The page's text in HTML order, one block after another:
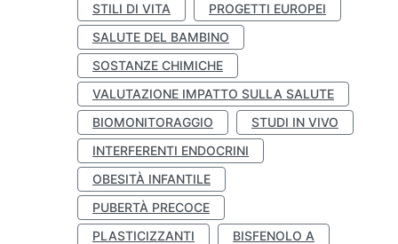
STILI DI VITA
PROGETTI EUROPEI
SALUTE DEL BAMBINO
SOSTANZE CHIMICHE
VALUTAZIONE IMPATTO SULLA SALUTE
BIOMONITORAGGIO
STUDI IN VIVO
INTERFERENTI ENDOCRINI
OBESITÀ INFANTILE
PUBERTÀ PRECOCE
PLASTICIZZANTI
BISFENOLO A